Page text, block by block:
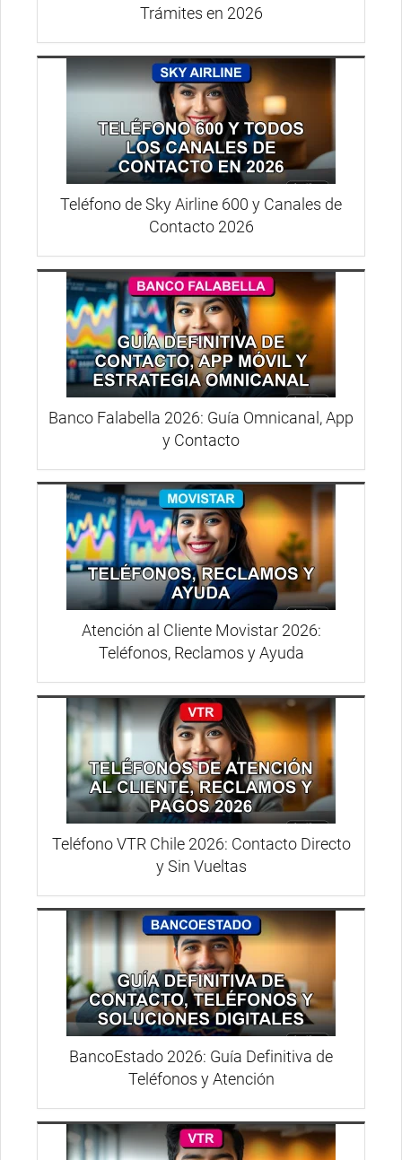
Trámites en 2026
Teléfono de Sky Airline 600 y Canales de
Contacto 2026
Banco Falabella 2026: Guía Omnicanal, App
y Contacto
Atención al Cliente Movistar 2026:
Teléfonos, Reclamos y Ayuda
Teléfono VTR Chile 2026: Contacto Directo
y Sin Vueltas
BancoEstado 2026: Guía Definitiva de
Teléfonos y Atención